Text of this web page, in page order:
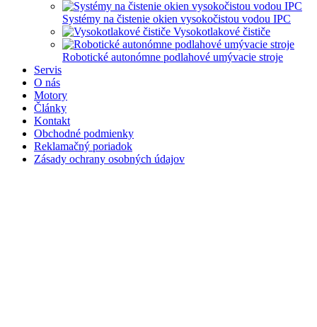
Systémy na čistenie okien vysokočistou vodou IPC
Vysokotlakové čističe
Robotické autonómne podlahové umývacie stroje
Servis
O nás
Motory
Články
Kontakt
Obchodné podmienky
Reklamačný poriadok
Zásady ochrany osobných údajov